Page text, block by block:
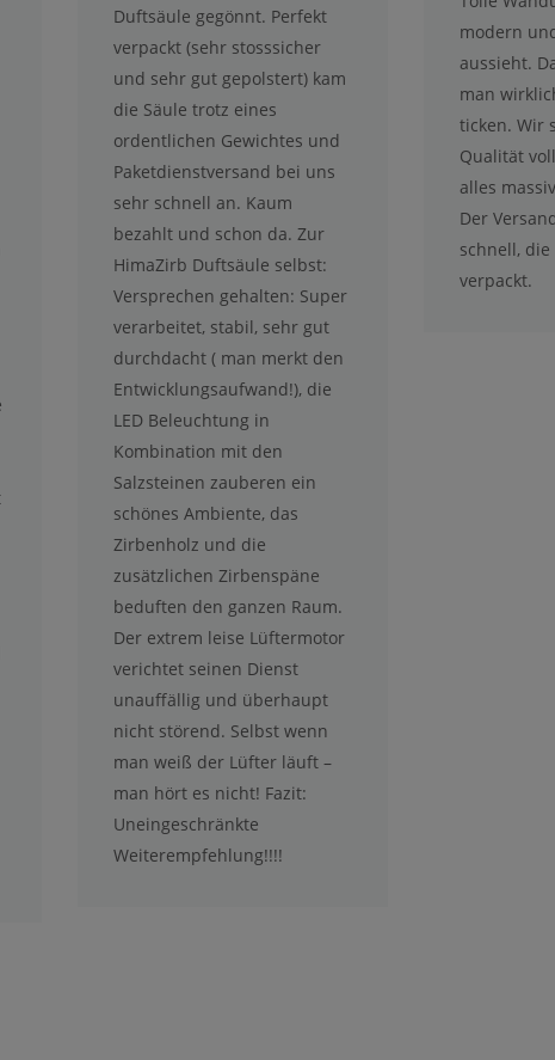
Duftsäule gegönnt. Perfekt
verpackt (sehr stosssicher
und sehr gut gepolstert) kam
die Säule trotz eines
ordentlichen Gewichtes und
Paketdienstversand bei uns
sehr schnell an. Kaum
bezahlt und schon da. Zur
HimaZirb Duftsäule selbst:
Versprechen gehalten: Super
verarbeitet, stabil, sehr gut
durchdacht ( man merkt den
Entwicklungsaufwand!), die
LED Beleuchtung in
Kombination mit den
Salzsteinen zauberen ein
schönes Ambiente, das
Zirbenholz und die
zusätzlichen Zirbenspäne
beduften den ganzen Raum.
Der extrem leise Lüftermotor
verichtet seinen Dienst
unauffällig und überhaupt
nicht störend. Selbst wenn
man weiß der Lüfter läuft –
man hört es nicht! Fazit:
Uneingeschränkte
Weiterempfehlung!!!!
modern
aussieht.
man
ticken. Wir
Qualität
alles
Der
schnell,
verpackt.